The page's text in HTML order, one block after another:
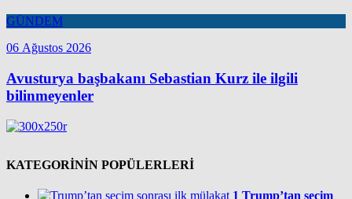
GÜNDEM
06 Ağustos 2026
Avusturya başbakanı Sebastian Kurz ile ilgili
bilinmeyenler
KATEGORİNİN POPÜLERLERİ
1 Trump’tan seçim